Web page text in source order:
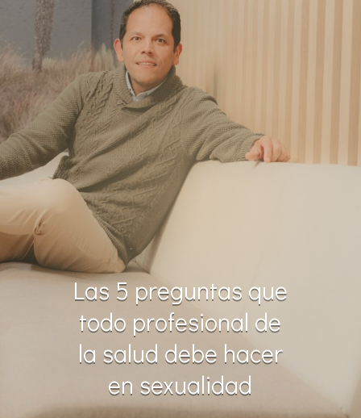
Las 5 preguntas que
todo profesional de
la salud debe hacer
en sexualidad